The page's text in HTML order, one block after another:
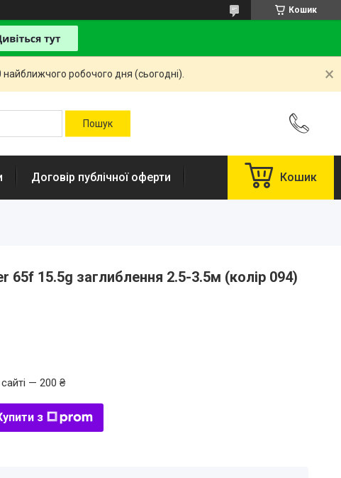
Кошик
робочого дня (сьогодні).
Договір публічної оферти Кошик
65f 15.5g заглиблення 2.5-3.5м (колір 094)
— 200 ₴
з